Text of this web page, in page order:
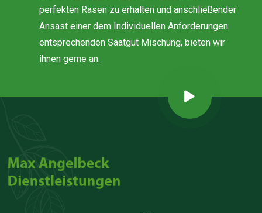
perfekten Rasen zu erhalten und anschließender
Ansast einer dem Individuellen Anforderungen
entsprechenden Saatgut Mischung, bieten wir
ihnen gerne an.